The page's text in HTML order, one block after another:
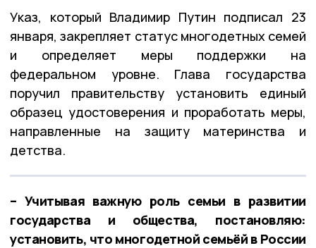
Указ, который Владимир Путин подписал 23
января, закрепляет статус многодетных семей
и определяет меры поддержки на
федеральном уровне. Глава государства
поручил правительству установить единый
образец удостоверения и проработать меры,
направленные на защиту материнства и
детства.
– Учитывая важную роль семьи в развитии
государства и общества, постановляю:
установить, что многодетной семьёй в России